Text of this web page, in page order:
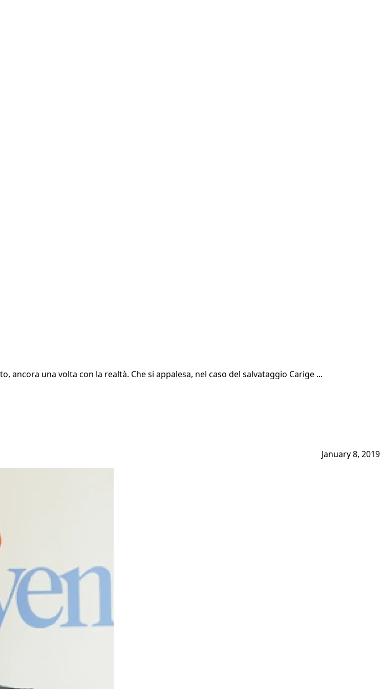
una volta con la realtà. Che si appalesa, nel caso del salvataggio Carige ...
January 8, 2019